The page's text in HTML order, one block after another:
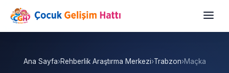
Ana Sayfa›Rehberlik Araştırma Merkezi›Trabzon›Maçka